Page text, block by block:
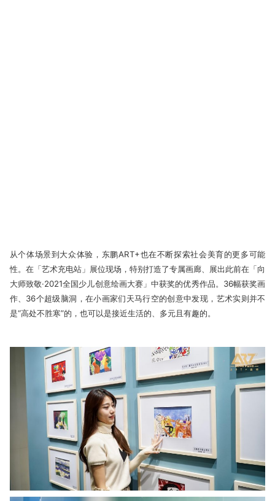
从个体场景到大众体验，东鹏ART+也在不断探索社会美育的更多可能
性。在「艺术充电站」展位现场，特别打造了专属画廊、展出此前在「向
大师致敬·2021全国少儿创意绘画大赛」中获奖的优秀作品。36幅获奖画
作、36个超级脑洞，在小画家们天马行空的创意中发现，艺术实则并不
是“高处不胜寒”的，也可以是接近生活的、多元且有趣的。